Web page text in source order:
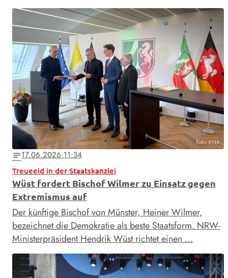
Foto: KNA
notes17.06.2026 11:34
Treueeid in der Staatskanzlei
Wüst fordert Bischof Wilmer zu Einsatz gegen
Extremismus auf
Der künftige Bischof von Münster, Heiner Wilmer,
bezeichnet die Demokratie als beste Staatsform. NRW-
Ministerpräsident Hendrik Wüst richtet einen …